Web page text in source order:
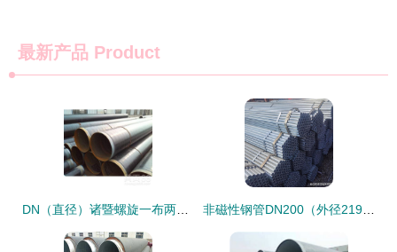
最新产品 Product
DN（直径）诸暨螺旋一布两油防腐钢管价格与产品详细 guide | （无缝钢管类型） 非磁性钢管DN200（外径219mm）的特性与工程应用分析